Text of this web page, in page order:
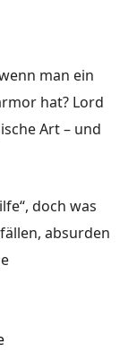
man ein
hat? Lord
Art – und
doch was
absurden